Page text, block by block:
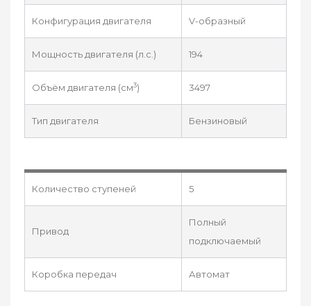
Конфигурация двигателя V-образный
Мощность двигателя (л.с.) 194
Объём двигателя (см3) 3497
Тип двигателя Бензиновый
Количество ступеней 5
Привод
Полный
подключаемый
Коробка передач Автомат